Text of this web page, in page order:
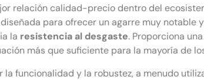
relación calidad-precio dentro del
para ofrecer un agarre muy notable
la resistencia al desgaste. Proporciona
más que suficiente para la mayoría de
la funcionalidad y la robustez, a menudo